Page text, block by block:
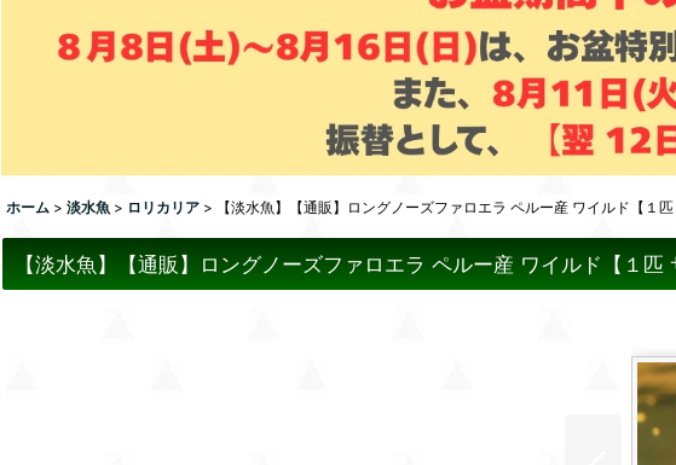
ホーム > 淡水魚 > ロリカリア > 【淡水魚】【通販】ロングノーズファロエラ ペルー産 ワイルド【
【淡水魚】【通販】ロングノーズファロエラ ペルー産 ワイルド【１